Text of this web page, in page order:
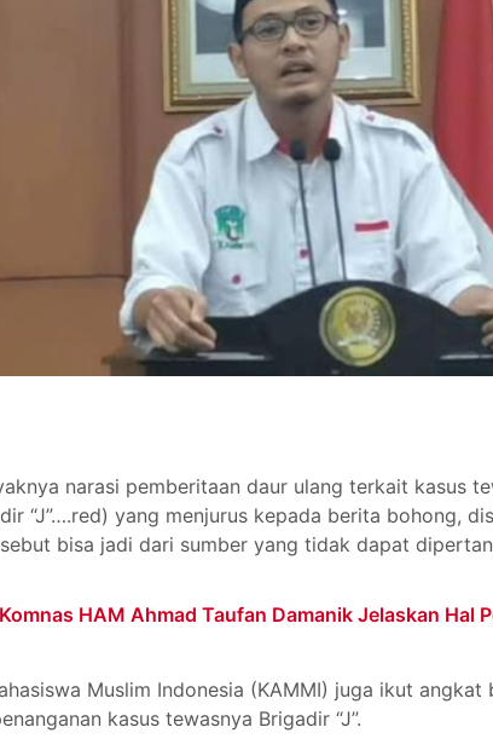
narasi pemberitaan daur ulang terkait kasus
“J”….red) yang menjurus kepada berita bohong,
bisa jadi dari sumber yang tidak dapat
HAM Ahmad Taufan Damanik Jelaskan Hal
Muslim Indonesia (KAMMI) juga ikut
kasus tewasnya Brigadir “J”.